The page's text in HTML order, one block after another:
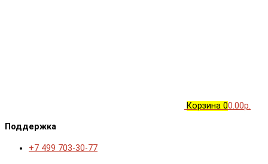
Корзина 00.00р.
Поддержка
+7 499 703-30-77